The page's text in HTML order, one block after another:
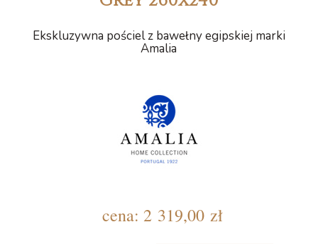
Ekskluzywna pościel z bawełny egipskiej marki
Amalia
cena: 2 319,00 zł